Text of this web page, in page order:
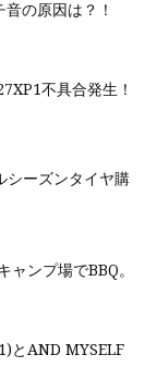
の原因は？！
不具合発生！
ーズンタイヤ購
ャンプ場でBBQ。
とAND MYSELF